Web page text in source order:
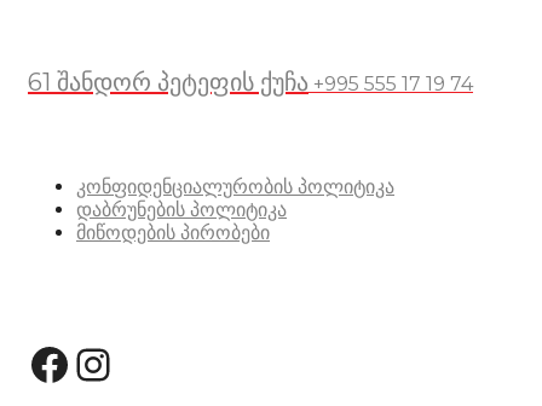
61 შანდორ პეტეფის ქუჩა +995 555 17 19 74
კონფიდენციალურობის პოლიტიკა
დაბრუნების პოლიტიკა
მიწოდების პირობები
Facebook
Instagram